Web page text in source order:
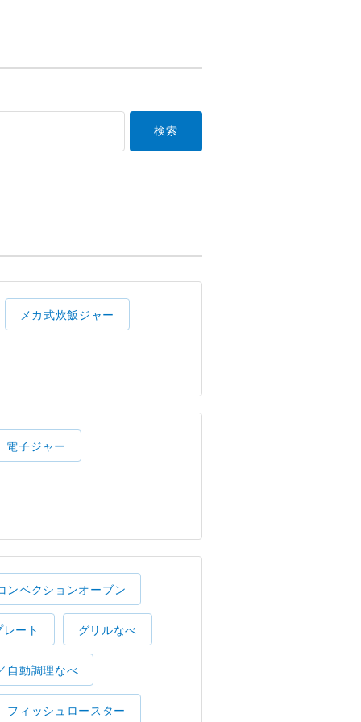
メカ式炊飯ジャー
電子ジャー
ンベクションオーブン
ート グリルなべ
自動調理なべ
フィッシュロースター